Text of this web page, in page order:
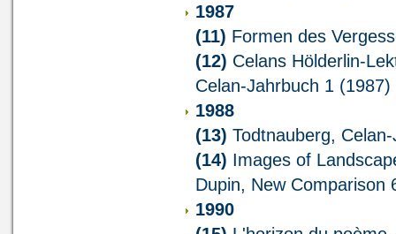
1987
(11) Formen des
(12) Celans Hölderlin-
Celan-Jahrbuch 1 (1987)
1988
(13) Todtnauberg,
(14) Images of
Dupin, New Comparison
1990